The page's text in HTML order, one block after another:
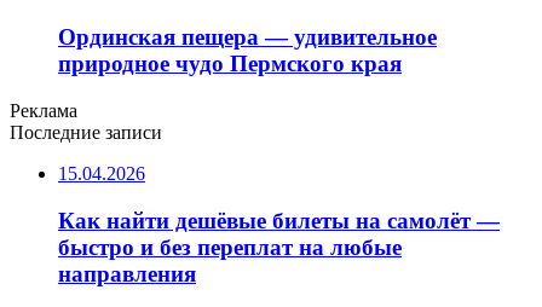
Ординская пещера — удивительное
природное чудо Пермского края
Реклама
Последние записи
15.04.2026
Как найти дешёвые билеты на самолёт —
быстро и без переплат на любые
направления